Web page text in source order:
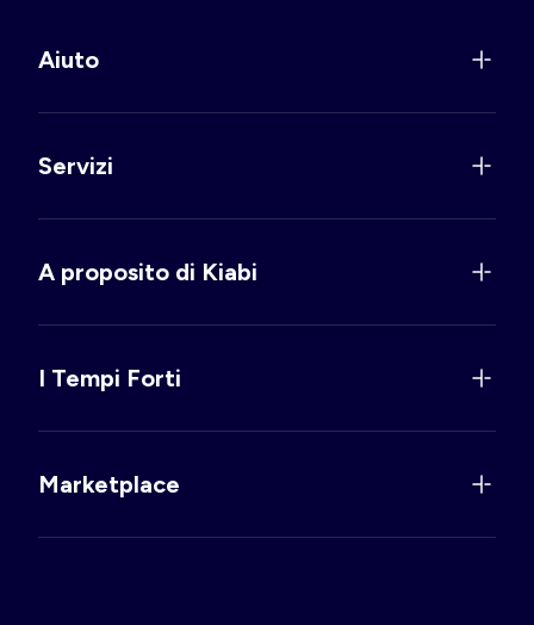
Aiuto
Servizi
A proposito di Kiabi
I Tempi Forti
Marketplace